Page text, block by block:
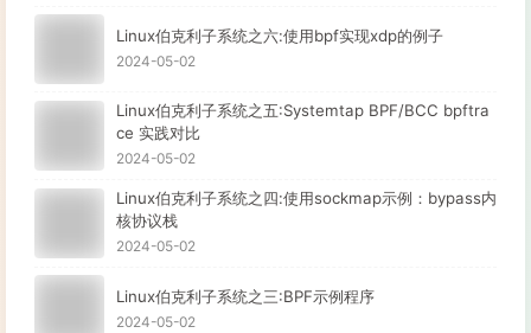
Linux伯克利子系统之六:使用bpf实现xdp的例子
2024-05-02
Linux伯克利子系统之五:Systemtap BPF/BCC bpftra
ce 实践对比
2024-05-02
Linux伯克利子系统之四:使用sockmap示例：bypass内
核协议栈
2024-05-02
Linux伯克利子系统之三:BPF示例程序
2024-05-02